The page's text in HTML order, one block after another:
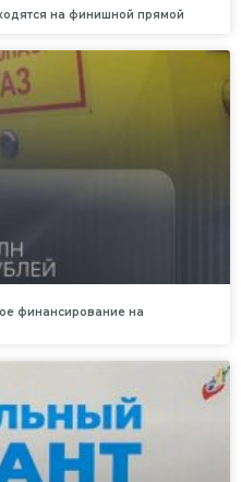
на финишной прямой
финансирование на